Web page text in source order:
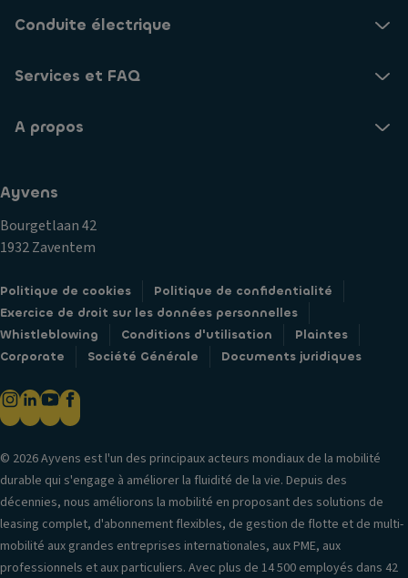
Conduite électrique
Services et FAQ
A propos
Ayvens
Bourgetlaan 42
1932 Zaventem
Politique de cookies
Politique de confidentialité
Exercice de droit sur les données personnelles
Whistleblowing
Conditions d'utilisation
Plaintes
Corporate
Société Générale Documents juridiques
© 2026 Ayvens est l'un des principaux acteurs mondiaux de la mobilité
durable qui s'engage à améliorer la fluidité de la vie. Depuis des
décennies, nous améliorons la mobilité en proposant des solutions de
leasing complet, d'abonnement flexibles, de gestion de flotte et de multi-
mobilité aux grandes entreprises internationales, aux PME, aux
professionnels et aux particuliers. Avec plus de 14 500 employés dans 42